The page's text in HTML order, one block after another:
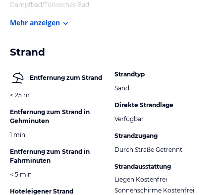
Dampfbad/Türkisches Bad
Mehr anzeigen
Strand
Entfernung zum Strand
< 25 m
Entfernung zum Strand in
Gehminuten
1 min
Entfernung zum Strand in
Fahrminuten
< 5 min
Hoteleigener Strand
Strandtyp
Sand
Direkte Strandlage
Verfügbar
Strandzugang
Durch Straße Getrennt
Strandausstattung
Liegen Kostenfrei
Sonnenschirme Kostenfrei